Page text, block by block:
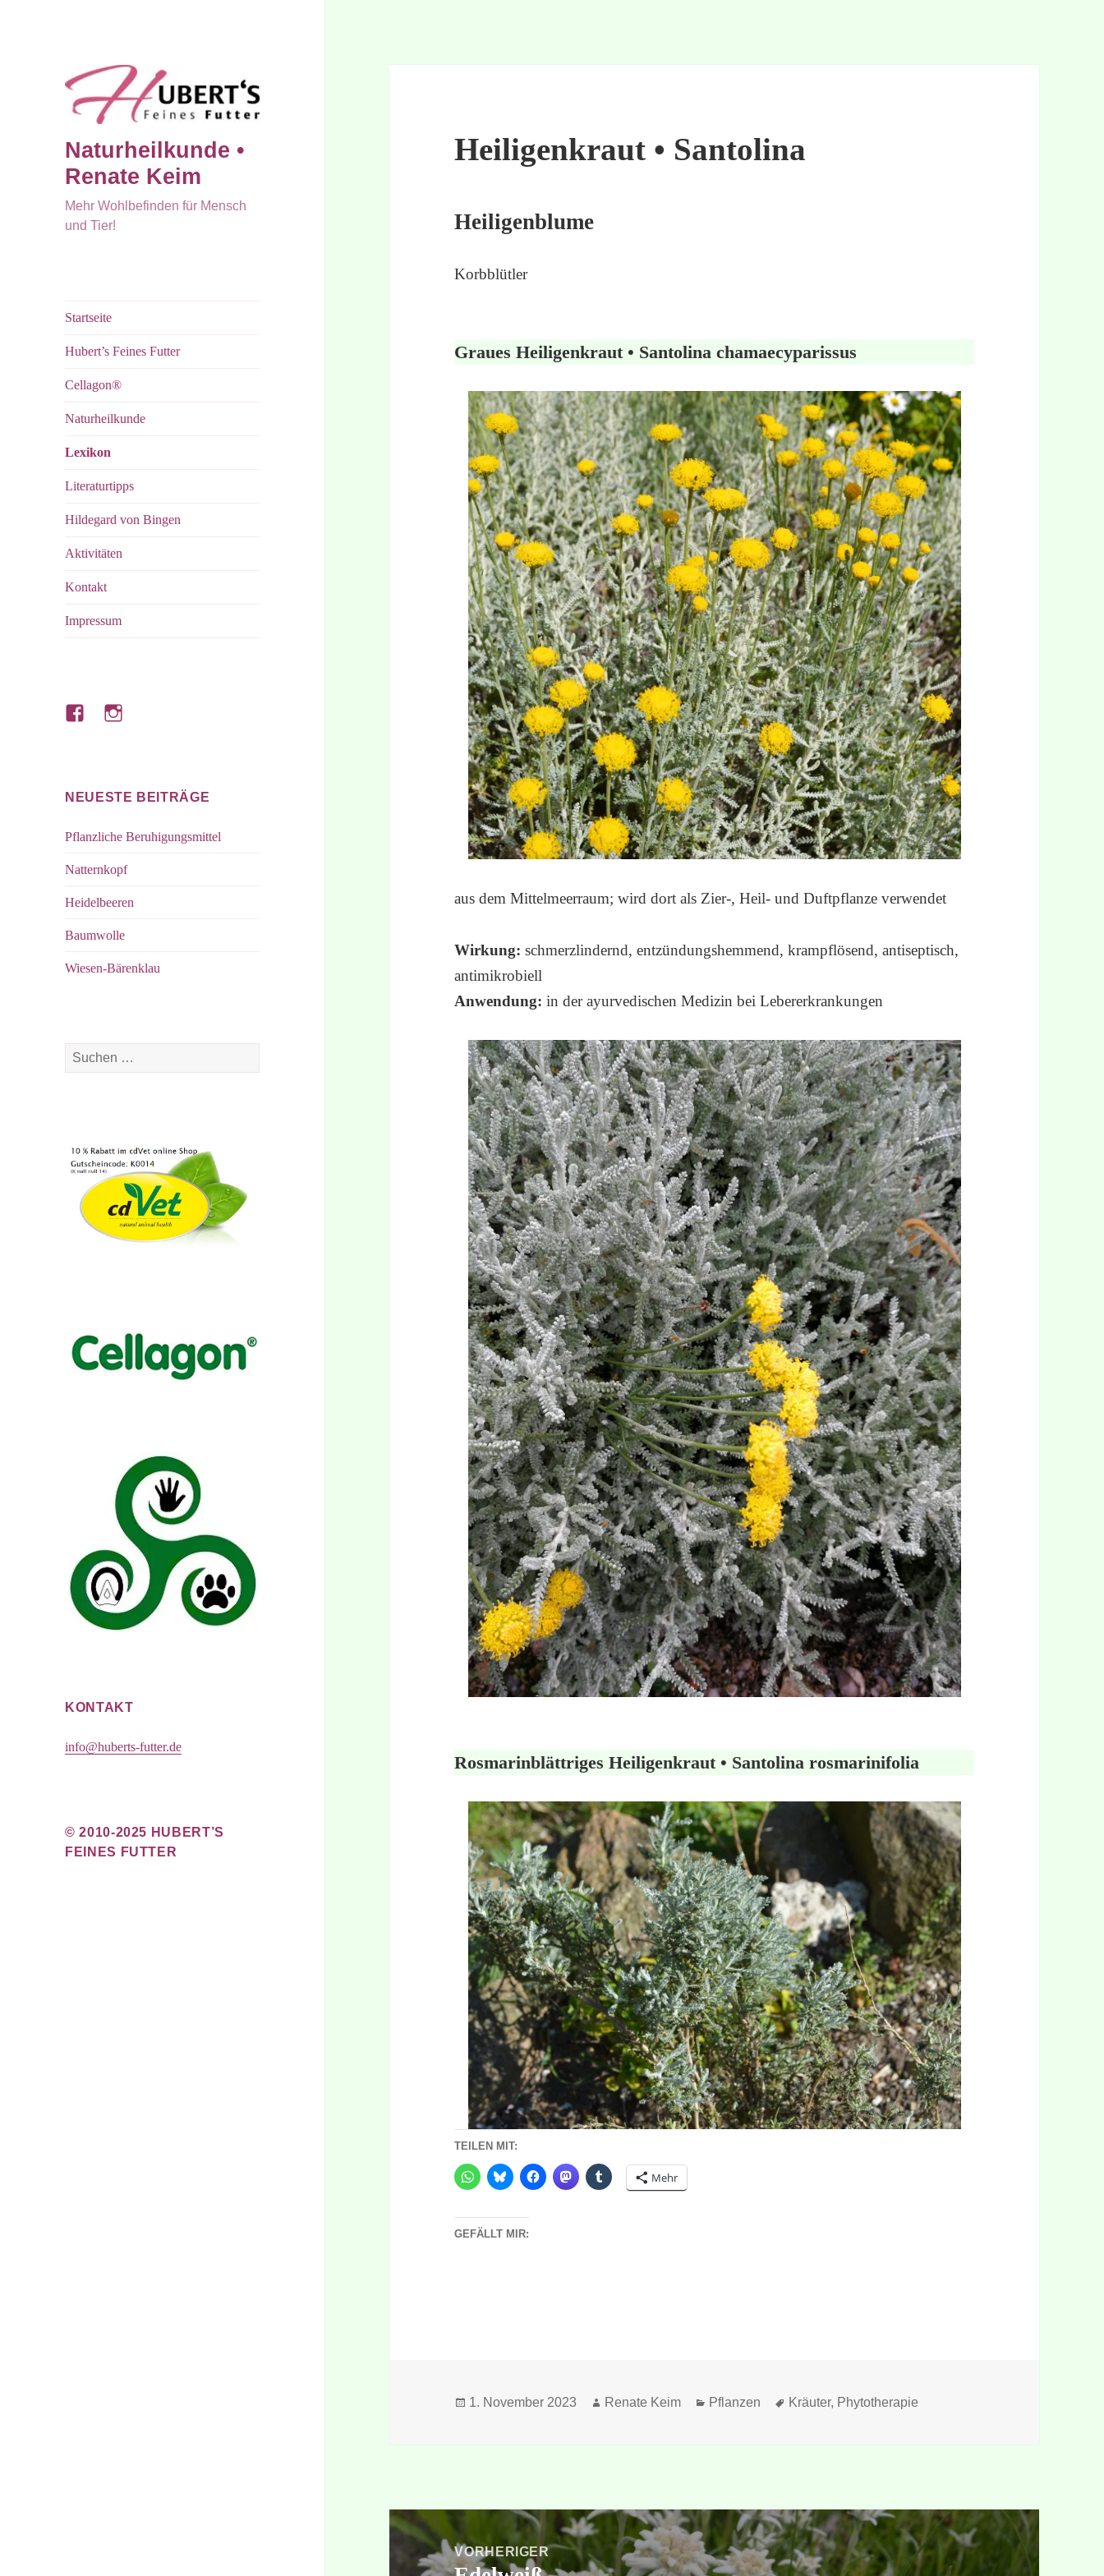
Naturheilkunde •
Renate Keim
Mehr Wohlbefinden für Mensch
und Tier!
Startseite
Hubert’s Feines Futter
Cellagon®
Naturheilkunde
Lexikon
Literaturtipps
Hildegard von Bingen
Aktivitäten
Kontakt
Impressum
Hubert’sHubert’s
NEUESTE BEITRÄGE
Pflanzliche Beruhigungsmittel
Natternkopf
Heidelbeeren
Baumwolle
Wiesen-Bärenklau
Suchen
nach:
KONTAKT
info@huberts-futter.de
© 2010-2025 HUBERT’S
FEINES FUTTER
Heiligenkraut • Santolina
Heiligenblume
Korbblütler
Graues Heiligenkraut • Santolina chamaecyparissus
aus dem Mittelmeerraum; wird dort als Zier-, Heil- und Duftpflanze verwendet
Wirkung:schmerzlindernd, entzündungshemmend, krampflösend, antiseptisch,
antimikrobiell
Anwendung: in der ayurvedischen Medizin bei Lebererkrankungen
Rosmarinblättriges Heiligenkraut • Santolina rosmarinifolia
TEILEN MIT:
Mehr
GEFÄLLT MIR:
Veröffentlicht
1. November 2023 Autor
Renate Keim Kategorien
Pflanzen Schlagwörter
Kräuter, Phytotherapie
Beitragsnavigation
VORHERIGER